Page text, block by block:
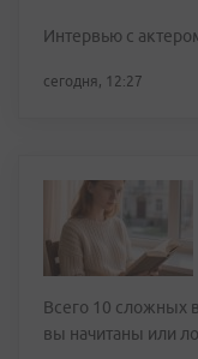
Интервью с
сегодня, 12:27
Всего 10 сложных
вы начитаны или